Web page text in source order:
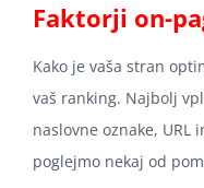
Faktorji on-
Kako je vaša stran
vaš ranking. Najbolj
naslovne oznake, URL
poglejmo nekaj od